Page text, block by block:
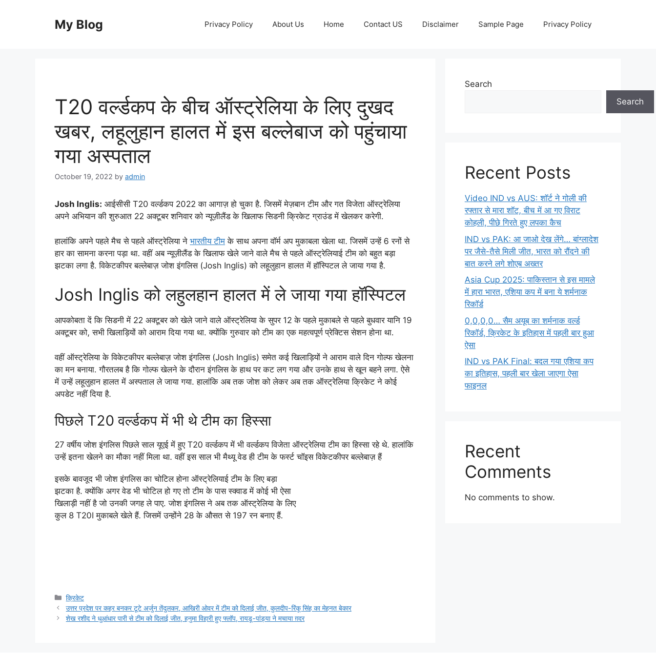
My Blog Privacy Policy About Us Home Contact US Disclaimer Sample Page Privacy Policy
T20 वर्ल्डकप के बीच ऑस्ट्रेलिया के लिए दुखद
खबर, लहूलुहान हालत में इस बल्लेबाज को पहुंचाया
गया अस्पताल
October 19, 2022 by admin
Josh Inglis: आईसीसी T20 वर्ल्डकप 2022 का आगाज़ हो चुका है. जिसमें मेज़बान टीम और गत विजेता ऑस्ट्रेलिया
अपने अभियान की शुरुआत 22 अक्टूबर शनिवार को न्यूज़ीलैंड के खिलाफ सिडनी क्रिकेट ग्राउंड में खेलकर करेगी.
हालांकि अपने पहले मैच से पहले ऑस्ट्रेलिया ने भारतीय टीम के साथ अपना वॉर्म अप मुकाबला खेला था. जिसमें उन्हें 6 रनों से
हार का सामना करना पड़ा था. वहीं अब न्यूज़ीलैंड के खिलाफ खेले जाने वाले मैच से पहले ऑस्ट्रेलियाई टीम को बहुत बड़ा
झटका लगा है. विकेटकीपर बल्लेबाज़ जोश इंगलिस (Josh Inglis) को लहूलुहान हालत में हॉस्पिटल ले जाया गया है.
Josh Inglis को लहुलहान हालत में ले जाया गया हॉस्पिटल
आपकोबता दें कि सिडनी में 22 अक्टूबर को खेले जाने वाले ऑस्ट्रेलिया के सुपर 12 के पहले मुकाबले से पहले बुधवार यानि 19
अक्टूबर को, सभी खिलाड़ियों को आराम दिया गया था. क्योंकि गुरुवार को टीम का एक महत्वपूर्ण प्रेक्टिस सेशन होना था.
वहीं ऑस्ट्रेलिया के विकेटकीपर बल्लेबाज़ जोश इंगलिस (Josh Inglis) समेत कई खिलाड़ियों ने आराम वाले दिन गोल्फ खेलना
का मन बनाया. गौरतलब है कि गोल्फ खेलने के दौरान इंगलिस के हाथ पर कट लग गया और उनके हाथ से खून बहने लगा. ऐसे
में उन्हें लहूलुहान हालत में अस्पताल ले जाया गया. हालांकि अब तक जोश को लेकर अब तक ऑस्ट्रेलिया क्रिकेट ने कोई
अपडेट नहीं दिया है.
पिछले T20 वर्ल्डकप में भी थे टीम का हिस्सा
27 वर्षीय जोश इंगलिस पिछले साल यूएई में हुए T20 वर्ल्डकप में भी वर्ल्डकप विजेता ऑस्ट्रेलिया टीम का हिस्सा रहे थे. हालांकि
उन्हें इतना खेलने का मौका नहीं मिला था. वहीं इस साल भी मैथ्यू वेड ही टीम के फर्स्ट चॉइस विकेटकीपर बल्लेबाज़ हैं
इसके बावजूद भी जोश इंगलिस का चोटिल होना ऑस्ट्रेलियाई टीम के लिए बड़ा
झटका है. क्योंकि अगर वेड भी चोटिल हो गए तो टीम के पास स्क्वाड में कोई भी ऐसा
खिलाड़ी नहीं है जो उनकी जगह ले पाए. जोश इंगलिस ने अब तक ऑस्ट्रेलिया के लिए
कुल 8 T20I मुकाबले खेले हैं. जिसमें उन्होंने 28 के औसत से 197 रन बनाए हैं.
Categories
क्रिकेट
उत्तर प्रदेश पर कहर बनकर टूटे अर्जुन तेंदुलकर, आखिरी ओवर में टीम को दिलाई जीत, कुलदीप-रिंकू सिंह का मेहनत बेकार
शेख रशीद ने धुआंधार पारी से टीम को दिलाई जीत, हनुमा विहारी हुए फ्लॉप, रायडू-पांड्या ने मचाया ग़दर
Search
Search
Recent Posts
Video IND vs AUS: शॉर्ट ने गोली की
रफ्तार से मारा शॉट, बीच में आ गए विराट
कोहली, पीछे गिरते हुए लपका कैच
IND vs PAK: आ जाओ देख लेंगे… बांग्लादेश
पर जैसे-तैसे मिली जीत, भारत को रौंदने की
बात करने लगे शोएब अख्तर
Asia Cup 2025: पाकिस्तान से इस मामले
में हारा भारत, एशिया कप में बना ये शर्मनाक
रिकॉर्ड
0,0,0,0… सैम अयूब का शर्मनाक वर्ल्ड
रिकॉर्ड, क्रिकेट के इतिहास में पहली बार हुआ
ऐसा
IND vs PAK Final: बदल गया एशिया कप
का इतिहास, पहली बार खेला जाएगा ऐसा
फाइनल
Recent
Comments
No comments to show.